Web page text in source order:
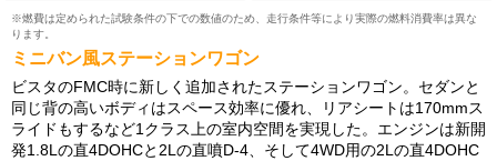
※燃費は定められた試験条件の下での数値のため、走行条件等により実際の燃料消費率は異な
ります。
ミニバン風ステーションワゴン
ビスタのFMC時に新しく追加されたステーションワゴン。セダンと
同じ背の高いボディはスペース効率に優れ、リアシートは170mmス
ライドもするなど1クラス上の室内空間を実現した。エンジンは新開
発1.8Lの直4DOHCと2Lの直噴D-4、そして4WD用の2Lの直4DOHC